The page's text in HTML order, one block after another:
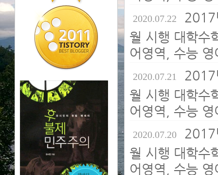
2020.07.22 2017
월 시행 대학수
어영역, 수능
2020.07.21 2017
월 시행 대학수
어영역, 수능
2020.07.20 2017
월 시행 대학수
어영역, 수능